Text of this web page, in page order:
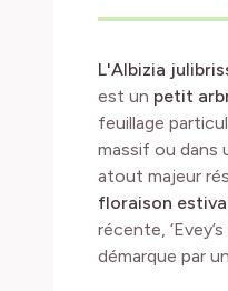
L'Albizia
est un petit
feuillage
massif ou dans
atout majeur
floraison
récente,
démarque par